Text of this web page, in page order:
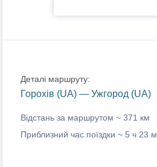
Деталі маршруту:
Горохів (UA) — Ужгород (UA)
Відстань за маршрутом ~ 371 км
Приблизний час поїздки ~ 5 ч 23 м